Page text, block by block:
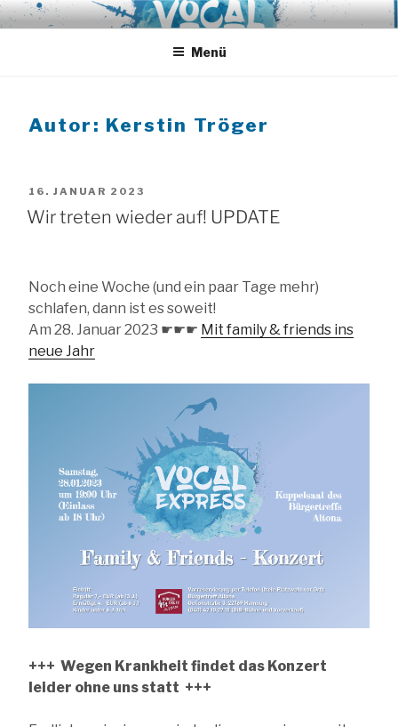
Zum
InhaltVOCAL EXPRESS
A-Cappella aus Hamburg
Menü
Autor: Kerstin Tröger
VERÖFFENTLICHT
AM
16. JANUAR 2023
Wir treten wieder auf! UPDATE
Noch eine Woche (und ein paar Tage mehr)
schlafen, dann ist es soweit!
Am 28. Januar 2023 ☛☛☛ Mit family & friends ins
neue Jahr
+++ Wegen Krankheit findet das Konzert
leider ohne uns statt +++